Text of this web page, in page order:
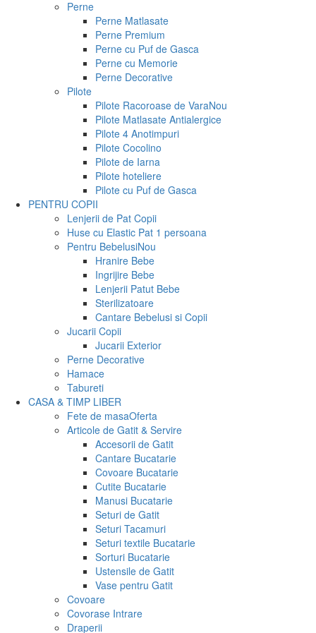
Perne
Perne Matlasate
Perne Premium
Perne cu Puf de Gasca
Perne cu Memorie
Perne Decorative
Pilote
Pilote Racoroase de VaraNou
Pilote Matlasate Antialergice
Pilote 4 Anotimpuri
Pilote Cocolino
Pilote de Iarna
Pilote hoteliere
Pilote cu Puf de Gasca
PENTRU COPII
Lenjerii de Pat Copii
Huse cu Elastic Pat 1 persoana
Pentru BebelusiNou
Hranire Bebe
Ingrijire Bebe
Lenjerii Patut Bebe
Sterilizatoare
Cantare Bebelusi si Copii
Jucarii Copii
Jucarii Exterior
Perne Decorative
Hamace
Tabureti
CASA & TIMP LIBER
Fete de masaOferta
Articole de Gatit & Servire
Accesorii de Gatit
Cantare Bucatarie
Covoare Bucatarie
Cutite Bucatarie
Manusi Bucatarie
Seturi de Gatit
Seturi Tacamuri
Seturi textile Bucatarie
Sorturi Bucatarie
Ustensile de Gatit
Vase pentru Gatit
Covoare
Covorase Intrare
Draperii